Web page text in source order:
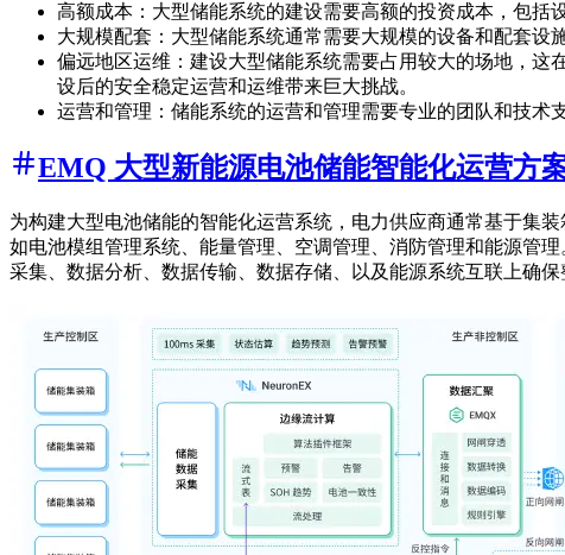
高额成本：大型储能系统的建设需要高额的投资成本，包括
大规模配套：大型储能系统通常需要大规模的设备和配套设
偏远地区运维：建设大型储能系统需要占用较大的场地，
设后的安全稳定运营和运维带来巨大挑战。
运营和管理：储能系统的运营和管理需要专业的团队和技术
EMQ 大型新能源电池储能智能化运营方
为构建大型电池储能的智能化运营系统，电力供应商通常基于集
如电池模组管理系统、能量管理、空调管理、消防管理和能源管
采集、数据分析、数据传输、数据存储、以及能源系统互联上确